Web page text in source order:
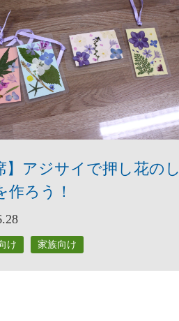
】アジサイで押し花のし
作ろう！
け 家族向け